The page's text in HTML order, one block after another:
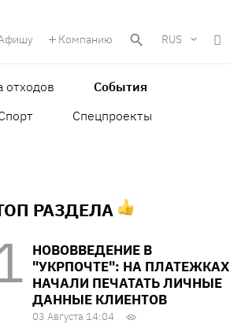
Компанию RUS
отходов
События
Спецпроекты
РАЗДЕЛА
НОВОВВЕДЕНИЕ В
"УКРПОЧТЕ": НА ПЛАТЕЖКАХ
НАЧАЛИ ПЕЧАТАТЬ ЛИЧНЫЕ
ДАННЫЕ КЛИЕНТОВ
03 Августа 14:04